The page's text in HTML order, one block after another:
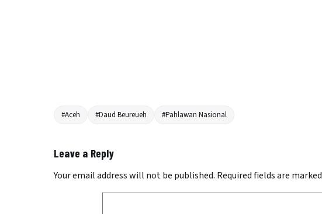
#Aceh #Daud Beureueh #Pahlawan Nasional
Leave a Reply
Your email address will not be published. Required fields are marked